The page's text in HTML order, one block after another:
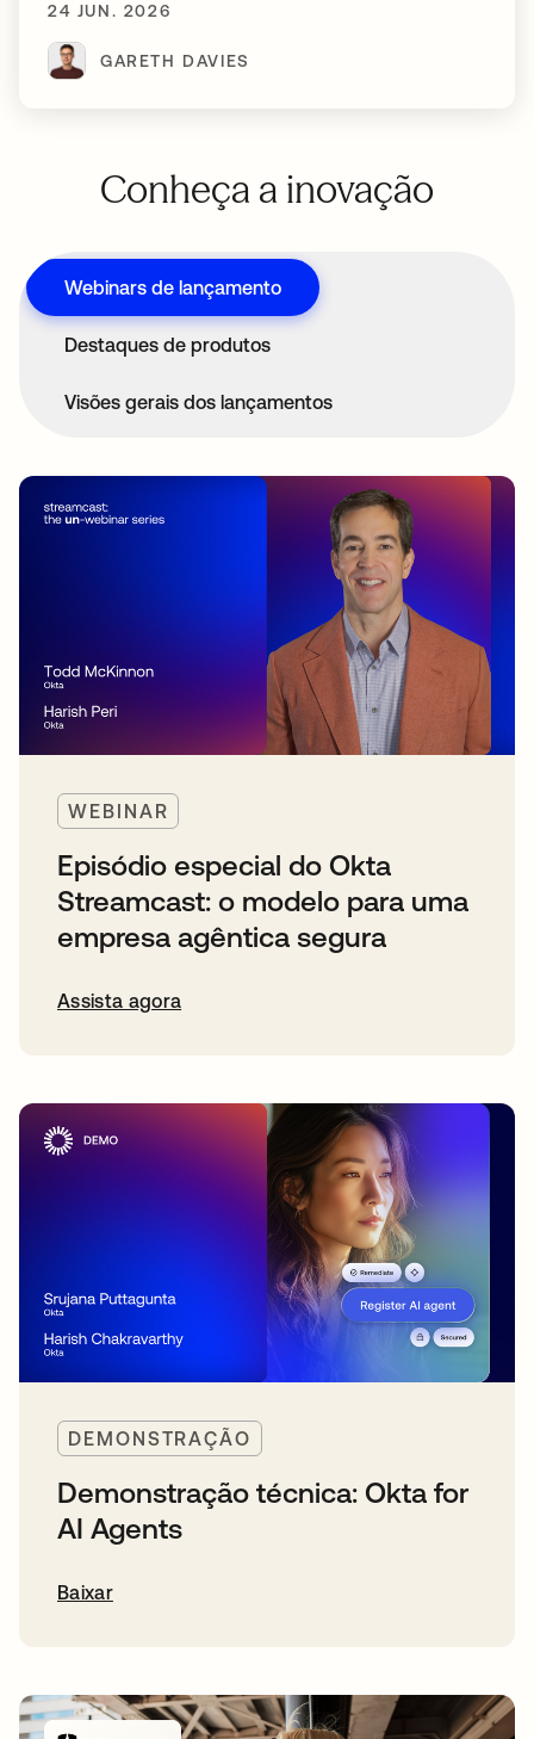
24 JUN. 2026
GARETH DAVIES
Conheça a inovação
Webinars de lançamento
Destaques de produtos
Visões gerais dos lançamentos
WEBINAR
Episódio especial do Okta
Streamcast: o modelo para uma
empresa agêntica segura
Assista agora
DEMONSTRAÇÃO
Demonstração técnica: Okta for
AI Agents
Baixar